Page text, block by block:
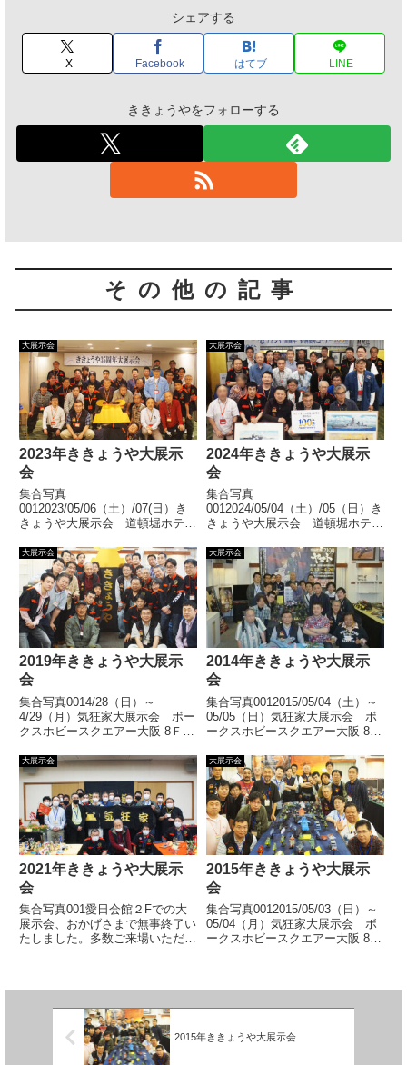
シェアする
X Facebook はてブ LINE
ききょうやをフォローする
その他の記事
大展示会
2023年ききょうや大展示
会
集合写真
0012023/05/06（土）/07(日）き
きょうや大展示会 道頓堀ホテル
会を開催いたしました。おかげさ
まで無事終了いたしました。多数
ご来場いただきまして誠にありが
とうございました。展示風景/激
安市風... 【続きを読む】
大展示会
2024年ききょうや大展示
会
集合写真
0012024/05/04（土）/05（日）き
きょうや大展示会 道頓堀ホテル
を開催いたしました。おかげさま
で無事終了いたしました。多数ご
来場いただきまして誠にありがと
うございました。展示風景/激安
市風景... 【続きを読む】
大展示会
2019年ききょうや大展示
会
集合写真0014/28（日）～
4/29（月）気狂家大展示会 ボー
クスホビースクエアー大阪 8Ｆホ
クエアー大阪での大展示会、おか
げさまで無事終了いたしました。
多数ご来場いただきましてありが
とうございました。展示風...
【続きを読む】
大展示会
2014年ききょうや大展示
会
集合写真0012015/05/04（土）～
05/05（日）気狂家大展示会 ボ
ークスホビースクエアー大阪 8Ｆ
スクエアー大阪での大展示会、お
かげさまで無事終了いたしまし
た。多数ご来場いただきましてあ
りがとうござい... 【続きを読
む】
大展示会
2021年ききょうや大展示
会
集合写真001愛日会館２Fでの大
展示会、おかげさまで無事終了い
たしました。多数ご来場いただき
大展示会
2015年ききょうや大展示
会
集合写真0012015/05/03（日）～
05/04（月）気狂家大展示会 ボ
ークスホビースクエアー大阪 8Ｆ
りがとうござい... 【続きを読
2015年ききょうや大展示会